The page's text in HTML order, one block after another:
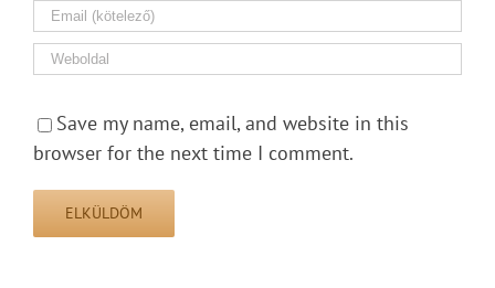
Save my name, email, and website in this
browser for the next time I comment.